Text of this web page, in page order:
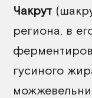
Чакрут
региона, в
гусиного